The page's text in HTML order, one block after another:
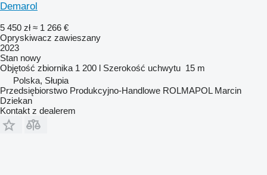
Demarol
5 450 zł ≈ 1 266 €
Opryskiwacz zawieszany
2023
Stan nowy
Objętość zbiornika 1 200 l Szerokość uchwytu 15 m
Polska, Słupia
Przedsiębiorstwo Produkcyjno-Handlowe ROLMAPOL Marcin
Dziekan
Kontakt z dealerem